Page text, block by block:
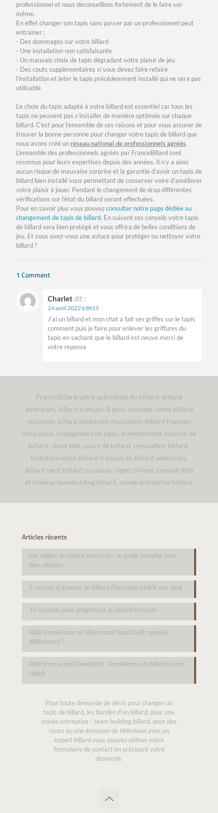
professionnel et nous déconseillons fortement de le faire soi-
même.
En effet changer son tapis sans passer par un professionnel peut
entrainer :
- Des dommages sur votre billard
- Une installation non satisfaisante
- Un mauvais choix de tapis dégradant votre plaisir de jeu
- Des couts supplémentaires si vous devez faire refaire
l’installation et jeter le tapis précédemment installé qui ne sera pas
utilisable
Le choix du tapis adapté à votre billard est essentiel car tous les
tapis ne peuvent pas s’installer de manière optimale sur chaque
billard. C’est pour l’ensemble de ces raisons et pour vous assurer de
trouver la bonne personne pour changer votre tapis de billard que
nous avons créé un réseau national de professionnels agréés.
L’ensemble des professionnels agréés par FranceBillard sont
reconnus pour leurs expertises depuis des années. Il n’y a ainsi
aucun risque de mauvaise surprise et la garantie d’avoir un tapis de
billard bien installé vous permettant de conserver voire d’améliorer
votre plaisir à jouer. Pendant le changement de drap différentes
vérifications sur l’état du billard seront effectuées.
Pour en savoir plus vous pouvezconsulter notre page dédiée au
changement de tapis de billard. En suivant ces conseils votre tapis
de billard sera bien protégé et vous offrira de belles conditions de
jeu. Et vous avez-vous une astuce pour protéger ou nettoyer votre
billard ?
1 Comment
Charletdit :
24 avril 2022 à 8h15
J’ai un billard et mon chat a fait ses griffes sur le tapis
comment puis je faire pour enlever les griffures du
tapis en sachant que le billard est neuve merci de
votre reponse
FranceBillard votre spécialiste du billard: billard
américain, billard français, 8 pool, snooker, vente billard
occasion, billard américain d'occasion, billard français
d'occasion, changement de tapis, événementiel, tournoi de
billard, show télé, cours de billard, rénovation billard,
transformation billard français en billard américain,
billard neuf, billard occasion, règles billard, conseils télé
et cinéma, teambulding billard, soirée entreprise billard.
Articles récents
Les règles du billard américain : le guide complet pour
bien débuter
5 raisons d’acheter un billard d’occasion plutôt que neuf
10 conseils pour progresser au billard français
Billard américain vs billard pool (blackball) : quelles
différences ?
Billard occasion Chevillotte : l’excellence du billard à prix
réduit
Pour toute demande de devis pour changer un
tapis de billard, les bandes d'un billard, pour une
soirée entreprise / team building billard, pour des
cours ou une émission de télévision avec un
expert billard vous pouvez utiliser notre
formulaire de contact en précisant votre
demande.